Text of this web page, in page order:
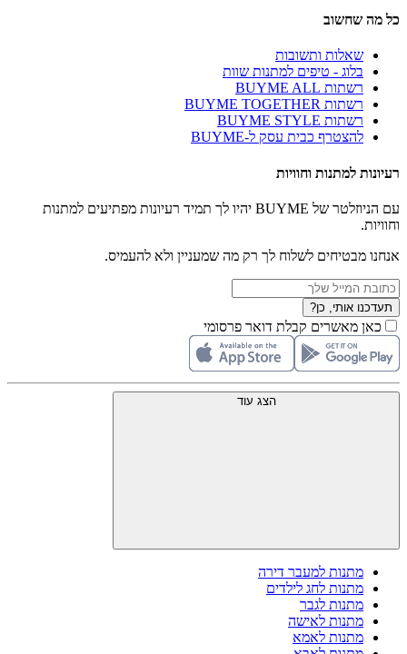
כל מה שחשוב
שאלות ותשובות
בלוג - טיפים למתנות שוות
רשתות BUYME ALL
רשתות BUYME TOGETHER
רשתות BUYME STYLE
להצטרף כבית עסק ל-BUYME
רעיונות למתנות וחוויות
עם הניוזלטר של BUYME יהיו לך תמיד רעיונות מפתיעים למתנות
וחוויות.
אנחנו מבטיחים לשלוח לך רק מה שמעניין ולא להעמיס.
תעדכנו אותי, כן?
כאן מאשרים קבלת דואר פרסומי
הצג עוד
מתנות למעבר דירה
מתנות לחג לילדים
מתנות לגבר
מתנות לאישה
מתנות לאמא